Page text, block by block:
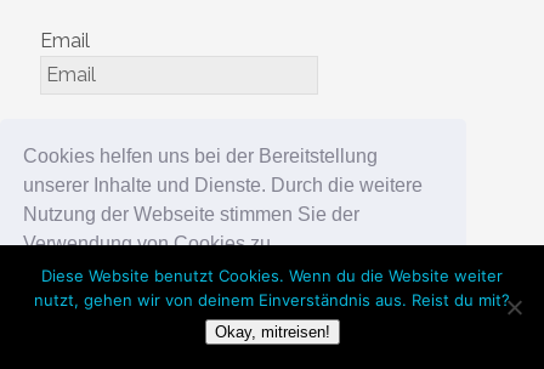
Cookies helfen uns bei der Bereitstellung
unserer Inhalte und Dienste. Durch die weitere
Nutzung der Webseite stimmen Sie der
Verwendung von Cookies zu.
Okay!
Email
Diese Website benutzt Cookies. Wenn du die Website weiter
nutzt, gehen wir von deinem Einverständnis aus. Reist du mit?
Okay, mitreisen!